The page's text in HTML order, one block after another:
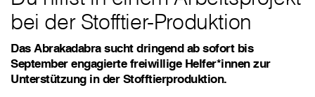
bei der Stofftier-Produktion
Das Abrakadabra sucht dringend ab sofort bis
September engagierte freiwillige Helfer*innen zur
Unterstützung in der Stofftierproduktion.